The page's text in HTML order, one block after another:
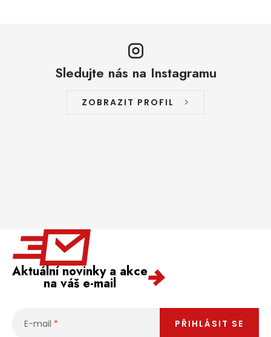
Sledujte nás na Instagramu
ZOBRAZIT PROFIL
Aktuální novinky a akce
na váš e-mail
E-mail PŘIHLÁSIT SE